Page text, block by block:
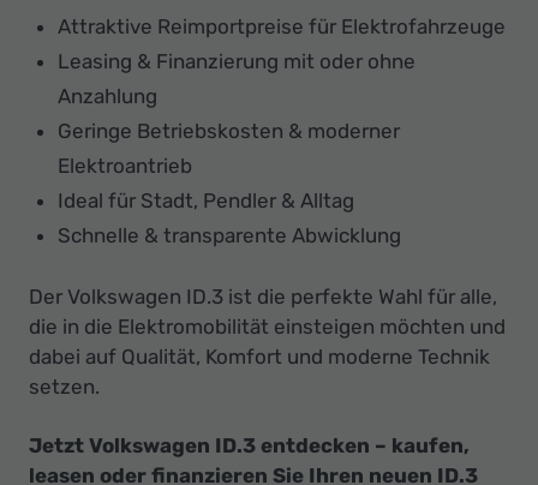
Attraktive Reimportpreise für Elektrofahrzeuge
Leasing & Finanzierung mit oder ohne
Anzahlung
Geringe Betriebskosten & moderner
Elektroantrieb
Ideal für Stadt, Pendler & Alltag
Schnelle & transparente Abwicklung
Der Volkswagen ID.3 ist die perfekte Wahl für alle,
die in die Elektromobilität einsteigen möchten und
dabei auf Qualität, Komfort und moderne Technik
setzen.
Jetzt Volkswagen ID.3 entdecken – kaufen,
leasen oder finanzieren Sie Ihren neuen ID.3